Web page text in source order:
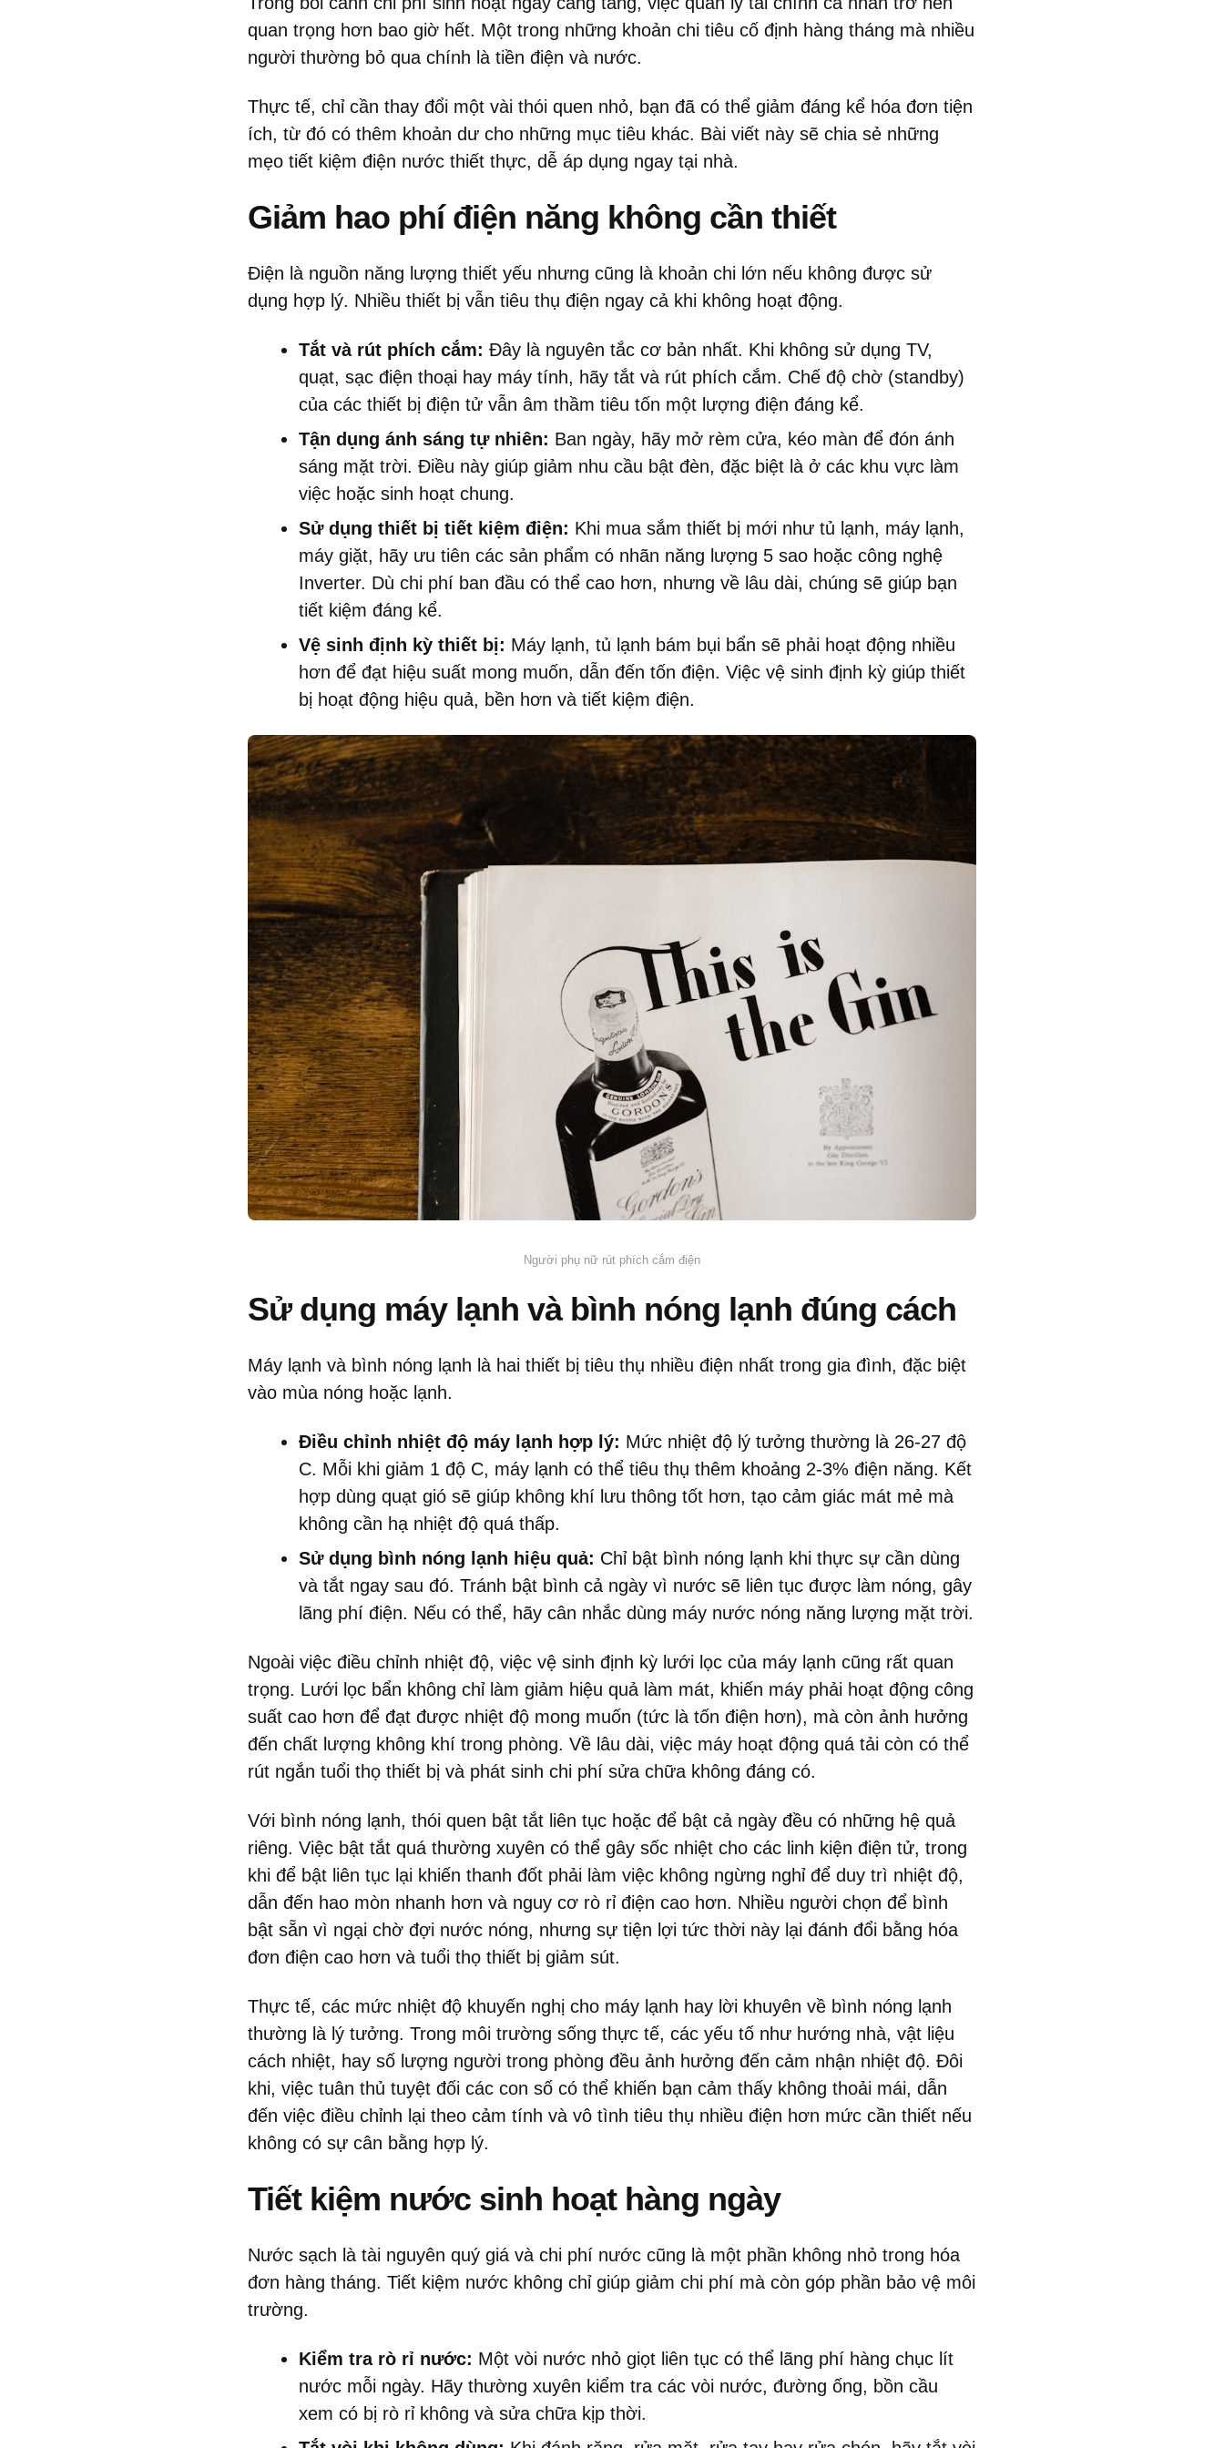
quan trọng hơn bao giờ hết. Một trong những khoản chi tiêu cố định hàng tháng mà nhiều
người thường bỏ qua chính là tiền điện và nước.
Thực tế, chỉ cần thay đổi một vài thói quen nhỏ, bạn đã có thể giảm đáng kể hóa đơn tiện
ích, từ đó có thêm khoản dư cho những mục tiêu khác. Bài viết này sẽ chia sẻ những
mẹo tiết kiệm điện nước thiết thực, dễ áp dụng ngay tại nhà.
Giảm hao phí điện năng không cần thiết
Điện là nguồn năng lượng thiết yếu nhưng cũng là khoản chi lớn nếu không được sử
dụng hợp lý. Nhiều thiết bị vẫn tiêu thụ điện ngay cả khi không hoạt động.
Tắt và rút phích cắm: Đây là nguyên tắc cơ bản nhất. Khi không sử dụng TV,
quạt, sạc điện thoại hay máy tính, hãy tắt và rút phích cắm. Chế độ chờ (standby)
của các thiết bị điện tử vẫn âm thầm tiêu tốn một lượng điện đáng kể.
Tận dụng ánh sáng tự nhiên: Ban ngày, hãy mở rèm cửa, kéo màn để đón ánh
sáng mặt trời. Điều này giúp giảm nhu cầu bật đèn, đặc biệt là ở các khu vực làm
việc hoặc sinh hoạt chung.
Sử dụng thiết bị tiết kiệm điện: Khi mua sắm thiết bị mới như tủ lạnh, máy lạnh,
máy giặt, hãy ưu tiên các sản phẩm có nhãn năng lượng 5 sao hoặc công nghệ
Inverter. Dù chi phí ban đầu có thể cao hơn, nhưng về lâu dài, chúng sẽ giúp bạn
tiết kiệm đáng kể.
Vệ sinh định kỳ thiết bị: Máy lạnh, tủ lạnh bám bụi bẩn sẽ phải hoạt động nhiều
hơn để đạt hiệu suất mong muốn, dẫn đến tốn điện. Việc vệ sinh định kỳ giúp thiết
bị hoạt động hiệu quả, bền hơn và tiết kiệm điện.
Người phụ nữ rút phích cắm điện
Sử dụng máy lạnh và bình nóng lạnh đúng cách
Máy lạnh và bình nóng lạnh là hai thiết bị tiêu thụ nhiều điện nhất trong gia đình, đặc biệt
vào mùa nóng hoặc lạnh.
Điều chỉnh nhiệt độ máy lạnh hợp lý: Mức nhiệt độ lý tưởng thường là 26-27 độ
C. Mỗi khi giảm 1 độ C, máy lạnh có thể tiêu thụ thêm khoảng 2-3% điện năng. Kết
hợp dùng quạt gió sẽ giúp không khí lưu thông tốt hơn, tạo cảm giác mát mẻ mà
không cần hạ nhiệt độ quá thấp.
Sử dụng bình nóng lạnh hiệu quả: Chỉ bật bình nóng lạnh khi thực sự cần dùng
và tắt ngay sau đó. Tránh bật bình cả ngày vì nước sẽ liên tục được làm nóng, gây
lãng phí điện. Nếu có thể, hãy cân nhắc dùng máy nước nóng năng lượng mặt trời.
Ngoài việc điều chỉnh nhiệt độ, việc vệ sinh định kỳ lưới lọc của máy lạnh cũng rất quan
trọng. Lưới lọc bẩn không chỉ làm giảm hiệu quả làm mát, khiến máy phải hoạt động công
suất cao hơn để đạt được nhiệt độ mong muốn (tức là tốn điện hơn), mà còn ảnh hưởng
đến chất lượng không khí trong phòng. Về lâu dài, việc máy hoạt động quá tải còn có thể
rút ngắn tuổi thọ thiết bị và phát sinh chi phí sửa chữa không đáng có.
Với bình nóng lạnh, thói quen bật tắt liên tục hoặc để bật cả ngày đều có những hệ quả
riêng. Việc bật tắt quá thường xuyên có thể gây sốc nhiệt cho các linh kiện điện tử, trong
khi để bật liên tục lại khiến thanh đốt phải làm việc không ngừng nghỉ để duy trì nhiệt độ,
dẫn đến hao mòn nhanh hơn và nguy cơ rò rỉ điện cao hơn. Nhiều người chọn để bình
bật sẵn vì ngại chờ đợi nước nóng, nhưng sự tiện lợi tức thời này lại đánh đổi bằng hóa
đơn điện cao hơn và tuổi thọ thiết bị giảm sút.
Thực tế, các mức nhiệt độ khuyến nghị cho máy lạnh hay lời khuyên về bình nóng lạnh
thường là lý tưởng. Trong môi trường sống thực tế, các yếu tố như hướng nhà, vật liệu
cách nhiệt, hay số lượng người trong phòng đều ảnh hưởng đến cảm nhận nhiệt độ. Đôi
khi, việc tuân thủ tuyệt đối các con số có thể khiến bạn cảm thấy không thoải mái, dẫn
đến việc điều chỉnh lại theo cảm tính và vô tình tiêu thụ nhiều điện hơn mức cần thiết nếu
không có sự cân bằng hợp lý.
Tiết kiệm nước sinh hoạt hàng ngày
Nước sạch là tài nguyên quý giá và chi phí nước cũng là một phần không nhỏ trong hóa
đơn hàng tháng. Tiết kiệm nước không chỉ giúp giảm chi phí mà còn góp phần bảo vệ môi
trường.
Kiểm tra rò rỉ nước: Một vòi nước nhỏ giọt liên tục có thể lãng phí hàng chục lít
nước mỗi ngày. Hãy thường xuyên kiểm tra các vòi nước, đường ống, bồn cầu
xem có bị rò rỉ không và sửa chữa kịp thời.